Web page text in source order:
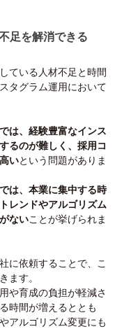
足を解消できる
ている人材不足と時間
タグラム運用において
は、経験豊富なインス
るのが難しく、採用コ
いという問題がありま
は、本業に集中する時
レンドやアルゴリズム
ないことが挙げられま
に依頼することで、こ
ます。
や育成の負担が軽減さ
時間が増えるととも
アルゴリズム変更にも